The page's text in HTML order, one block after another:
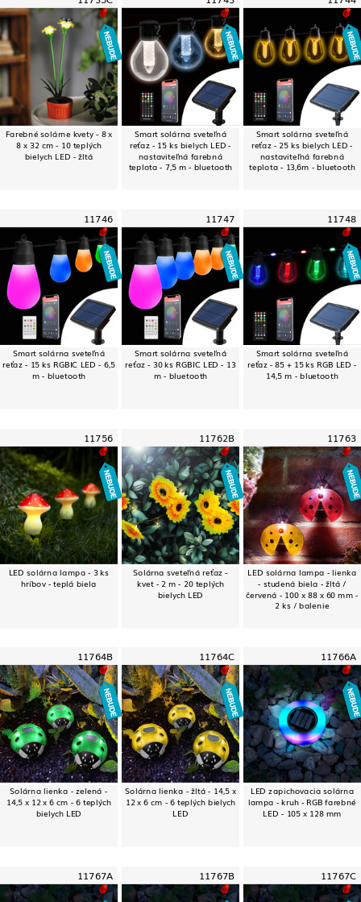
Farebné solárne kvety - 8 x
8 x 32 cm - 10 teplých
bielych LED - žltá
Smart solárna sveteľná
reťaz - 15 ks bielych LED -
nastaviteľná farebná
teplota - 7,5 m - bluetooth
Smart solárna sveteľná
reťaz - 25 ks bielych LED -
nastaviteľná farebná
teplota - 13,6m - bluetooth
11746
Smart solárna sveteľná
reťaz - 15 ks RGBIC LED - 6,5
m - bluetooth
11747
Smart solárna sveteľná
reťaz - 30 ks RGBIC LED - 13
m - bluetooth
11748
Smart solárna sveteľná
reťaz - 85 + 15 ks RGB LED -
14,5 m - bluetooth
11756
LED solárna lampa - 3 ks
hríbov - teplá biela
11762B
Solárna sveteľná reťaz -
kvet - 2 m - 20 teplých
bielych LED
11763
LED solárna lampa - lienka
- studená biela - žltá /
červená - 100 x 88 x 60 mm -
2 ks / balenie
11764B
Solárna lienka - zelená -
14,5 x 12 x 6 cm - 6 teplých
bielych LED
11764C
Solárna lienka - žltá - 14,5 x
12 x 6 cm - 6 teplých bielych
LED
11766A
LED zapichovacia solárna
lampa - kruh - RGB farebné
LED - 105 x 128 mm
11767A 11767B 11767C